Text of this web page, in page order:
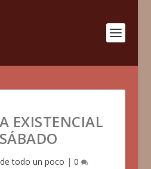
EXISTENCIAL
de todo un poco | 0